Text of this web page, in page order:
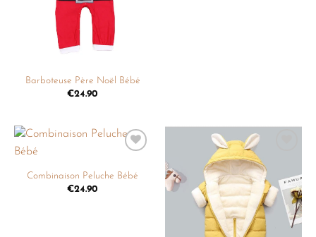
Barboteuse Père Noël Bébé
€24.90
à la
liste de
Combinaison Peluche Bébé
€24.90
liste de
souhaits